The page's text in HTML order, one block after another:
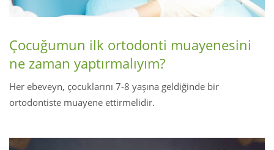
Çocuğumun ilk ortodonti muayenesini
ne zaman yaptırmalıyım?
Her ebeveyn, çocuklarını 7-8 yaşına geldiğinde bir
ortodontiste muayene ettirmelidir.